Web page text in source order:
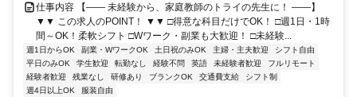
仕事内容 【―― 未経験から、家庭教師のトライの先生に！ ――】
▼▼ この求人のPOINT！ ▼▼ □得意な科目だけでOK！ □週1日・1時
間～OK！柔軟シフト □Wワーク・副業も大歓迎！ □未経験...
週1日からOK 副業・WワークOK 土日祝のみOK 主婦・主夫歓迎
シフト自由
平日のみOK
学生歓迎 転勤なし 経験不問 英語 未経験者歓迎
フルリモート
経験者歓迎
残業なし 研修あり ブランクOK 交通費支給
シフト制
週4日以上OK
服装自由